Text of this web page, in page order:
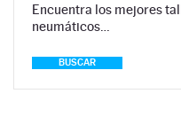
Encuentra los mejores
neumáticos…
BUSCAR